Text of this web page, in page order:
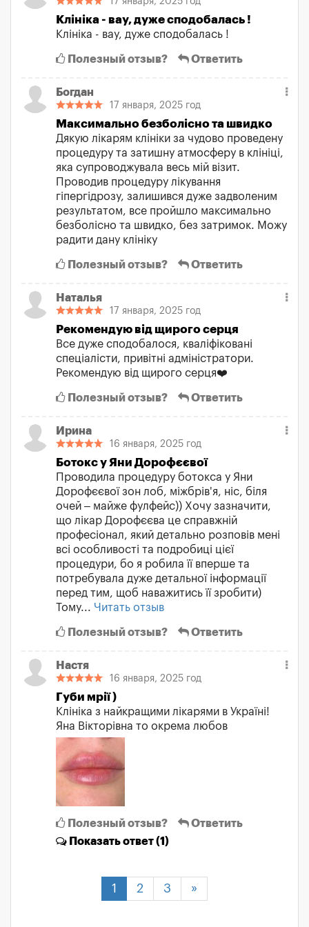
Клініка - вау, дуже сподобалась !
Клініка - вау, дуже сподобалась !
Полезный отзыв? Ответить
Богдан
17 января, 2025 год
Максимально безболісно та швидко
Дякую лікарям клініки за чудово проведену
процедуру та затишну атмосферу в клініці,
яка супроводжувала весь мій візит.
Проводив процедуру лікування
гіпергідрозу, залишився дуже задволеним
результатом, все пройшло максимально
безболісно та швидко, без затримок. Можу
радити дану клініку
Полезный отзыв? Ответить
Наталья
17 января, 2025 год
Рекомендую від щирого серця
Все дуже сподобалося, кваліфіковані
спеціалісти, привітні адміністратори.
Рекомендую від щирого серця❤️
Полезный отзыв? Ответить
Ирина
16 января, 2025 год
Ботокс у Яни Дорофєєвої
Проводила процедуру ботокса у Яни
Дорофєєвої зон лоб, міжбрів'я, ніс, біля
очей – майже фулфейс)) Хочу зазначити,
що лікар Дорофєєва це справжній
професіонал, який детально розповів мені
всі особливості та подробиці цієї
процедури, бо я робила її вперше та
потребувала дуже детальної інформації
перед тим, щоб наважитись її зробити)
Тому... Читать отзыв
Полезный отзыв? Ответить
Настя
16 января, 2025 год
Губи мрії )
Клініка з найкращими лікарями в Україні!
Яна Вікторівна то окрема любов
Полезный отзыв?
Ответить
Показатьответ (1)
1 2 3 »